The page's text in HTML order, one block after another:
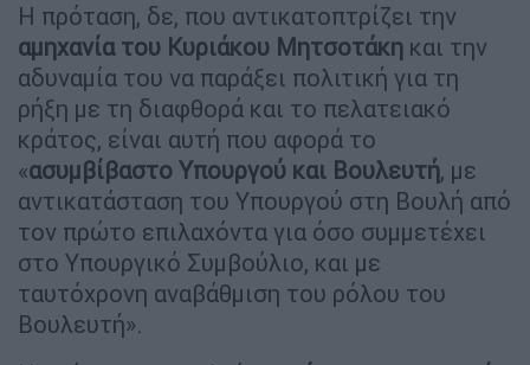
Η πρόταση, δε, που αντικατοπτρίζει την
αμηχανία του Κυριάκου Μητσοτάκη και την
αδυναμία του να παράξει πολιτική για τη
ρήξη με τη διαφθορά και το πελατειακό
κράτος, είναι αυτή που αφορά το
«ασυμβίβαστο Υπουργού και Βουλευτή, με
αντικατάσταση του Υπουργού στη Βουλή από
τον πρώτο επιλαχόντα για όσο συμμετέχει
στο Υπουργικό Συμβούλιο, και με
ταυτόχρονη αναβάθμιση του ρόλου του
Βουλευτή».